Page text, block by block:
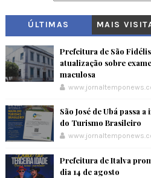
ÚLTIMAS MAIS
Prefeitura de São
atualização sobre
maculosa
São José de Ubá passa
do Turismo Brasileiro
Prefeitura de Italva
dia 14 de agosto